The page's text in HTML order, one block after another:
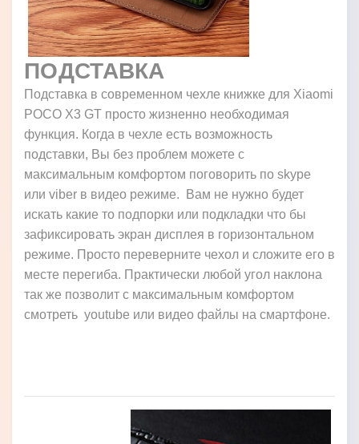
ПОДСТАВКА
Подставка в современном чехле книжке для Xiaomi
POCO X3 GT просто жизненно необходимая
функция. Когда в чехле есть возможность
подставки, Вы без проблем можете с
максимальным комфортом поговорить по skype
или viber в видео режиме. Вам не нужно будет
искать какие то подпорки или подкладки что бы
зафиксировать экран дисплея в горизонтальном
режиме. Просто переверните чехол и сложите его в
месте перегиба. Практически любой угол наклона
так же позволит с максимальным комфортом
смотреть youtube или видео файлы на смартфоне.